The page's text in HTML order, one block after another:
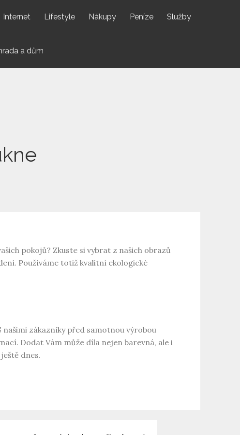
Internet Lifestyle Nákupy Peníze Služby
a dům
pokojů? Zkuste si vybrat z našich obrazů
Používáme totiž kvalitní ekologické
zákazníky před samotnou výrobou
Dodat Vám může díla nejen barevná, ale i
dnes.